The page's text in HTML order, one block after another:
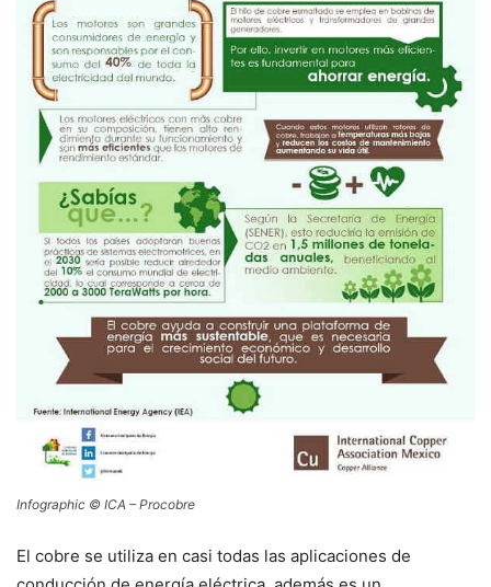
Infographic © ICA – Procobre
El cobre se utiliza en casi todas las aplicaciones de